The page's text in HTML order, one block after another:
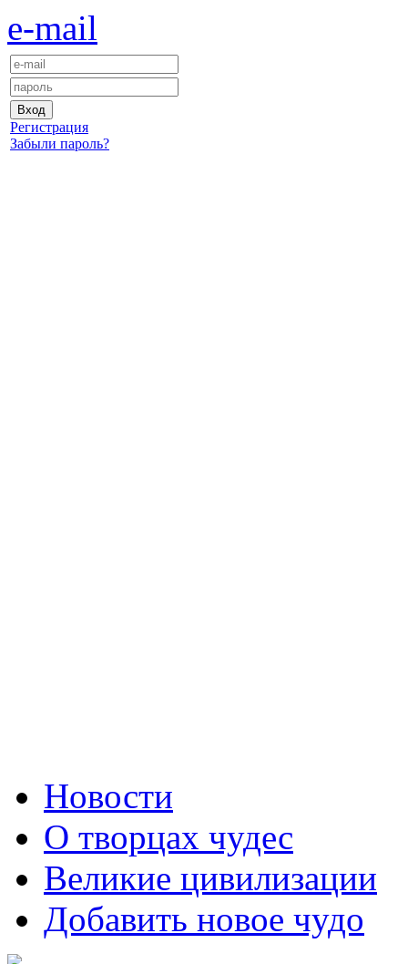
e-mail
Регистрация
Забыли пароль?
Новости
О творцах чудес
Великие цивилизации
Добавить новое чудо